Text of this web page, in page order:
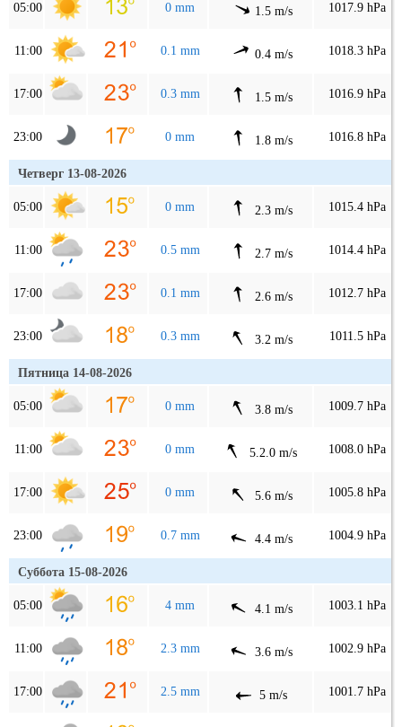
05:00 0 mm 1.5 m/s 1017.9 hPa
11:00 0.1 mm 0.4 m/s 1018.3 hPa
17:00 0.3 mm 1.5 m/s 1016.9 hPa
23:00 0 mm 1.8 m/s 1016.8 hPa
Четверг 13-08-2026
05:00 0 mm 2.3 m/s 1015.4 hPa
11:00 0.5 mm 2.7 m/s 1014.4 hPa
17:00 0.1 mm 2.6 m/s 1012.7 hPa
23:00 0.3 mm 3.2 m/s 1011.5 hPa
Пятница 14-08-2026
05:00 0 mm 3.8 m/s 1009.7 hPa
11:00 0 mm 5.2.0 m/s 1008.0 hPa
17:00 0 mm 5.6 m/s 1005.8 hPa
23:00 0.7 mm 4.4 m/s 1004.9 hPa
Суббота 15-08-2026
05:00 4 mm 4.1 m/s 1003.1 hPa
11:00 2.3 mm 3.6 m/s 1002.9 hPa
17:00 2.5 mm 5 m/s 1001.7 hPa